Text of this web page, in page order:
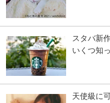
スタバ新
いくつ知
天使級に